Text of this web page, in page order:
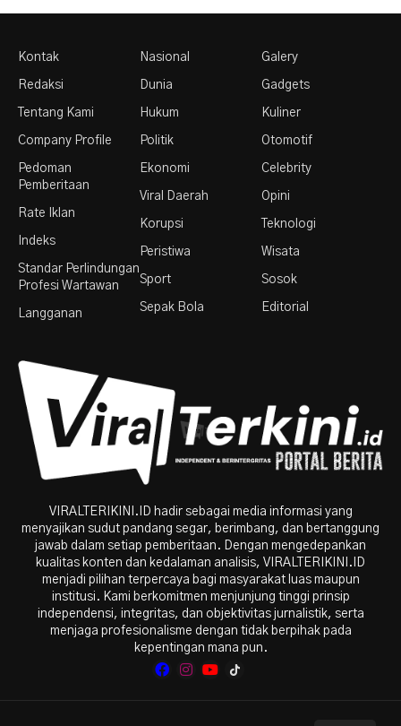
Kontak
Redaksi
Tentang Kami
Company Profile
Pedoman
Pemberitaan
Rate Iklan
Indeks
Standar Perlindungan
Profesi Wartawan
Langganan
Nasional
Dunia
Hukum
Politik
Ekonomi
Viral Daerah
Korupsi
Peristiwa
Sport
Sepak Bola
Galery
Gadgets
Kuliner
Otomotif
Celebrity
Opini
Teknologi
Wisata
Sosok
Editorial
VIRALTERIKINI.ID hadir sebagai media informasi yang
menyajikan sudut pandang segar, berimbang, dan bertanggung
jawab dalam setiap pemberitaan. Dengan mengedepankan
kualitas konten dan kedalaman analisis, VIRALTERIKINI.ID
menjadi pilihan terpercaya bagi masyarakat luas maupun
institusi. Kami berkomitmen menjunjung tinggi prinsip
independensi, integritas, dan objektivitas jurnalistik, serta
menjaga profesionalisme dengan tidak berpihak pada
kepentingan mana pun.